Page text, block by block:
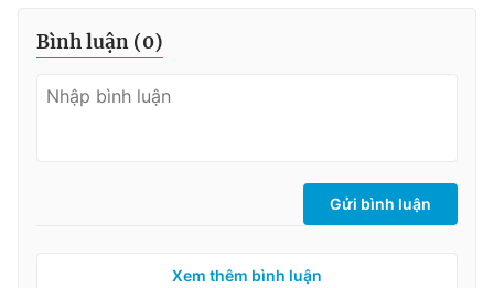
Bình luận (0)
Gửi bình luận
Xem thêm bình luận